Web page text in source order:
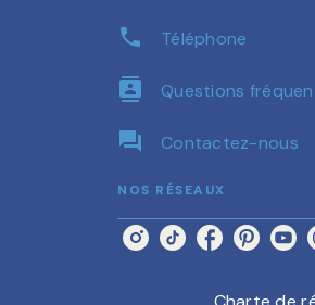
phone Téléphone
contacts Questions
question_answer Contactez-nous
NOS RÉSEAUX